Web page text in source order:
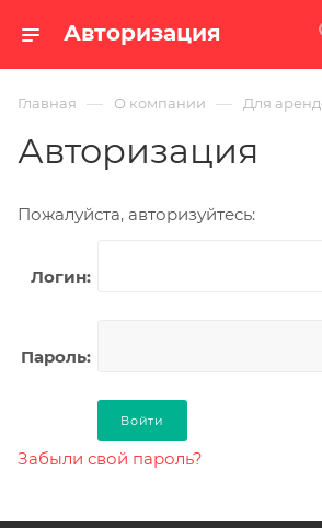
Авторизация
Главная — О компании — Для
Авторизация
Пожалуйста, авторизуйтесь:
Логин:
Пароль:
Забыли свой пароль?